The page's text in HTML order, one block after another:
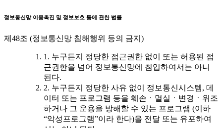
정보통신망 이용촉진 및 정보보호 등에 관한 법률
제48조 (정보통신망 침해행위 등의 금지)
1. 누구든지 정당한 접근권한 없이 또는 허용된 접
근권한을 넘어 정보통신망에 침입하여서는 아니
된다.
2. 누구든지 정당한 사유 없이 정보통신시스템, 데
이터 또는 프로그램 등을 훼손ㆍ멸실ㆍ변경ㆍ위조
하거나 그 운용을 방해할 수 있는 프로그램 (이하
“악성프로그램”이라 한다)을 전달 또는 유포하여